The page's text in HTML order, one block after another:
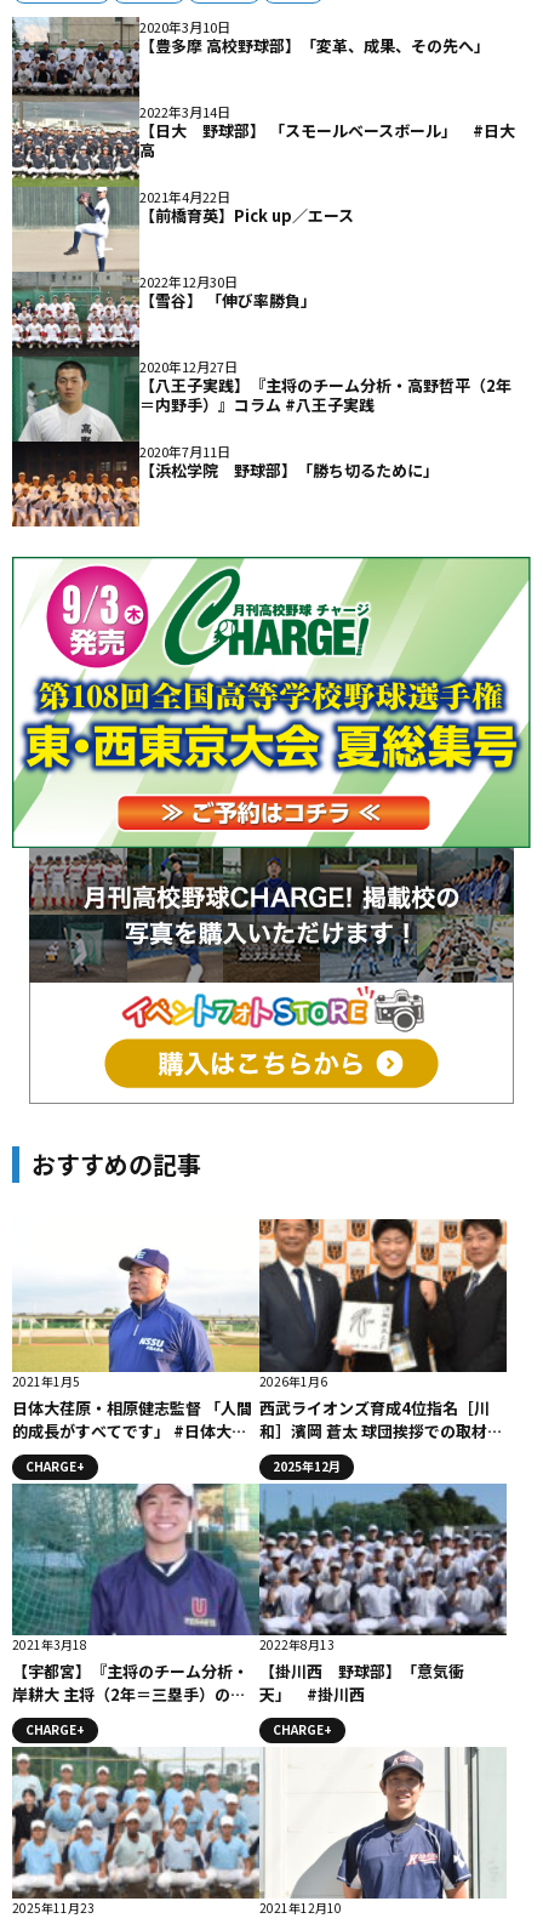
2020年3月10日
【豊多摩 高校野球部】「変革、成果、その先へ」
2022年3月14日
【日大 野球部】 「スモールベースボール」 #日大
高
2021年4月22日
【前橋育英】Pick up／エース
2022年12月30日
【雪谷】 「伸び率勝負」
2020年12月27日
【八王子実践】『主将のチーム分析・高野哲平（2年
＝内野手）』コラム #八王子実践
2020年7月11日
【浜松学院 野球部】「勝ち切るために」
おすすめの記事
2021年1月5
日体大荏原・相原健志監督 「人間
的成長がすべてです」 #日体大荏
原
CHARGE+
2026年1月6
西武ライオンズ育成4位指名［川
和］濱岡 蒼太 球団挨拶での取材イ
ンタビュー
2025年12月
2021年3月18
【宇都宮】『主将のチーム分析・
岸耕大 主将（2年＝三塁手）のチ
ーム分析』コラム #宇都宮
CHARGE+
2022年8月13
【掛川西 野球部】「意気衝
天」 #掛川西
CHARGE+
2025年11月23 2021年12月10